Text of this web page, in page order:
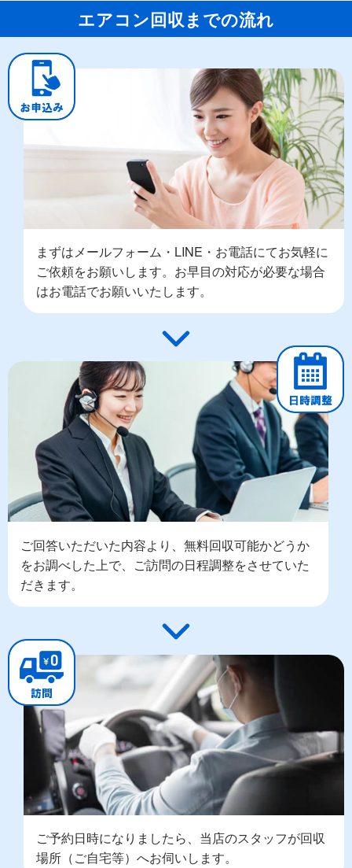
エアコン回収までの流れ
まずはメールフォーム・LINE・お電話にてお気軽に
ご依頼をお願いします。お早目の対応が必要な場合
はお電話でお願いいたします。
ご回答いただいた内容より、無料回収可能かどうか
をお調べした上で、ご訪問の日程調整をさせていた
だきます。
ご予約日時になりましたら、当店のスタッフが回収
場所（ご自宅等）へお伺いします。